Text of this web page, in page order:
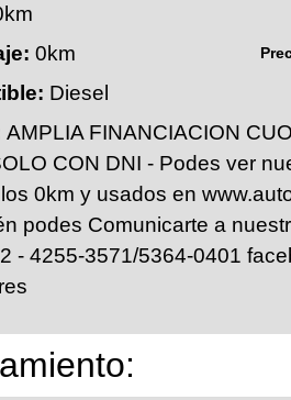
0km
Diesel
AMPLIA FINANCIACION
CON DNI - Podes ver
0km y usados en
podes Comunicarte a
- 4255-3571/5364-0401